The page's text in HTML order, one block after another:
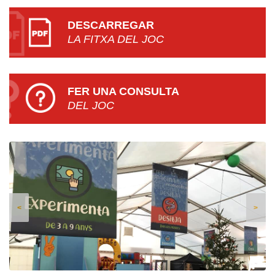
DESCARREGAR
LA FITXA DEL JOC
FER UNA CONSULTA
DEL JOC
>
<